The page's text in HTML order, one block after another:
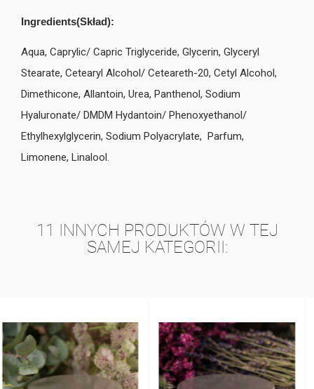
Ingredients(Skład):
Aqua, Caprylic/ Capric Triglyceride, Glycerin, Glyceryl
Stearate, Cetearyl Alcohol/ Ceteareth-20, Cetyl Alcohol,
Dimethicone, Allantoin, Urea, Panthenol, Sodium
Hyaluronate/ DMDM Hydantoin/ Phenoxyethanol/
Ethylhexylglycerin, Sodium Polyacrylate, Parfum,
Limonene, Linalool.
11 INNYCH PRODUKTÓW W TEJ
SAMEJ KATEGORII: